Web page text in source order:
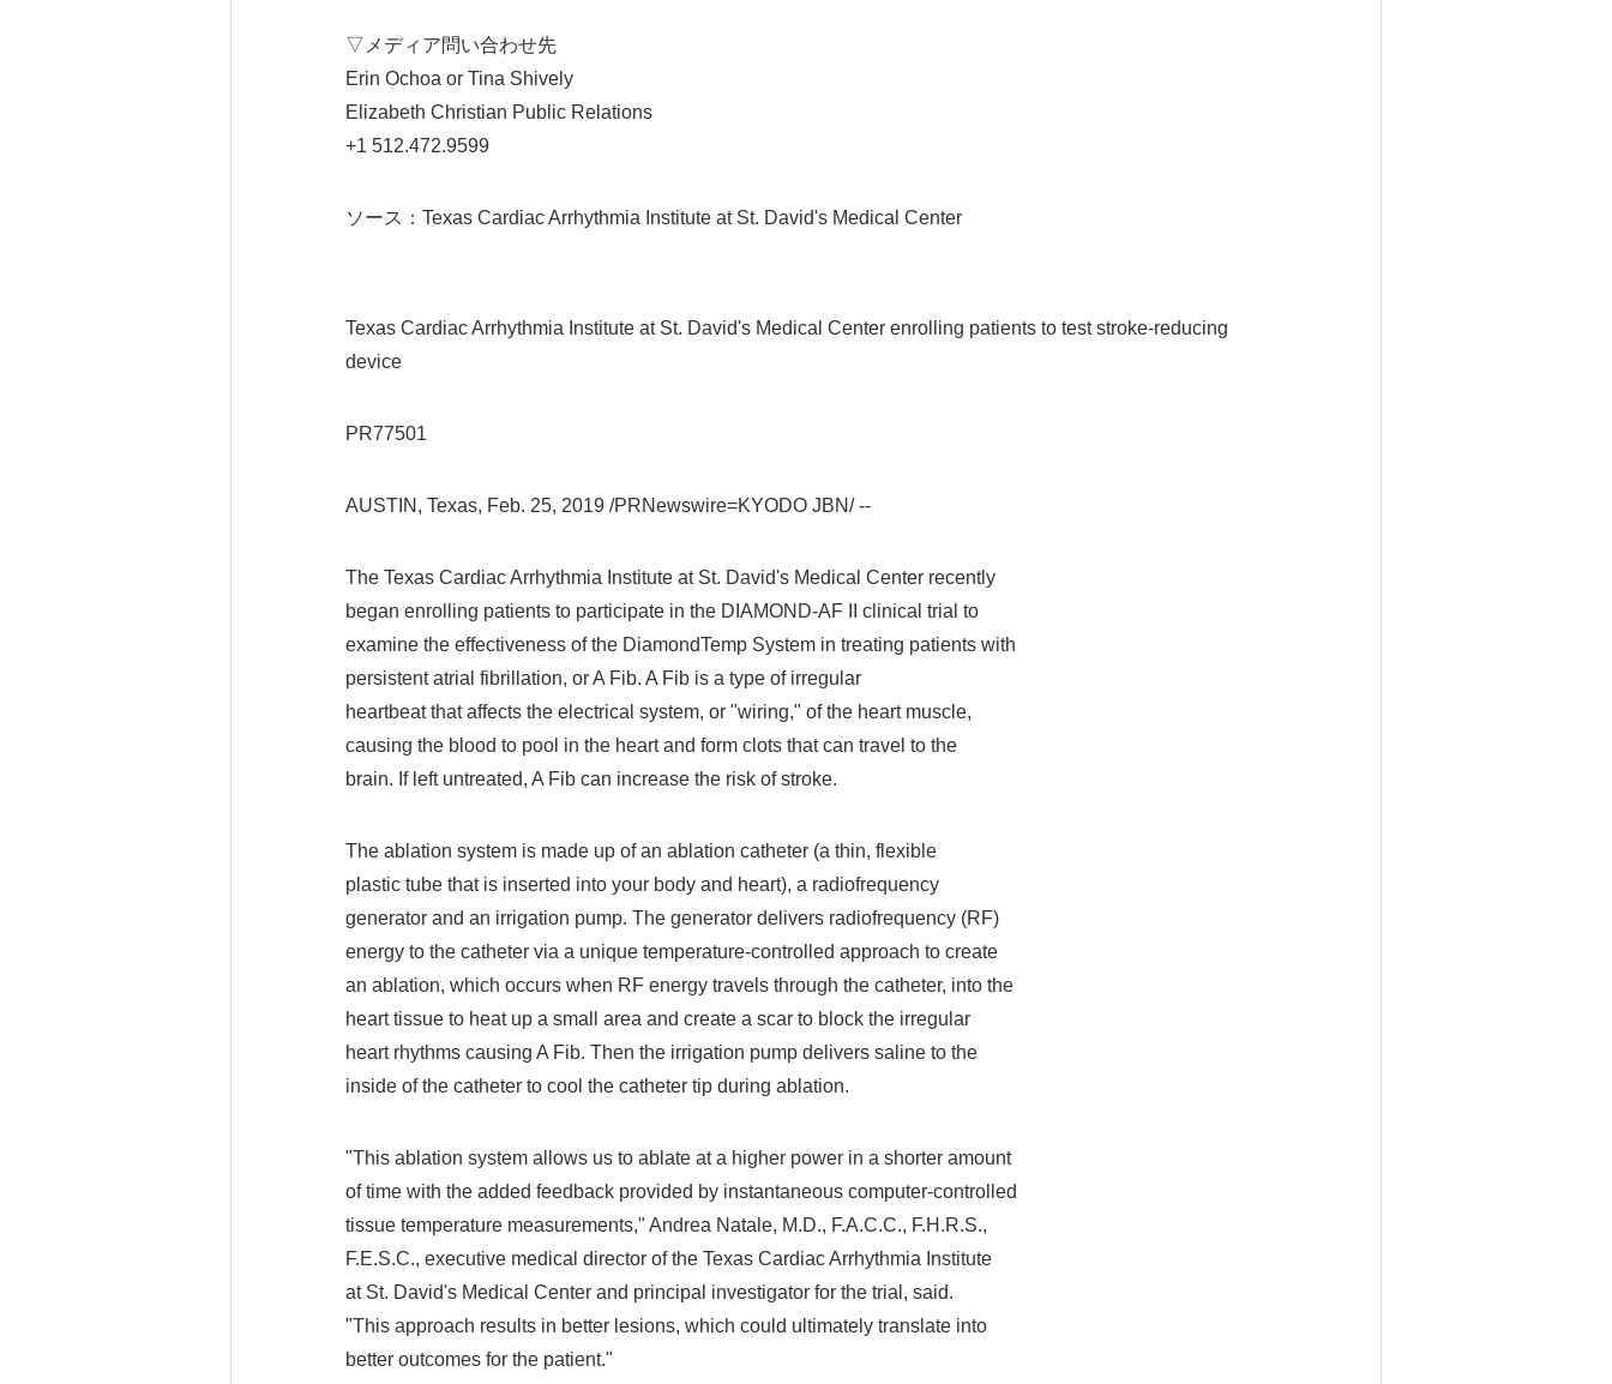
▽メディア問い合わせ先
Erin Ochoa or Tina Shively
Elizabeth Christian Public Relations
+1 512.472.9599
ソース：Texas Cardiac Arrhythmia Institute at St. David's Medical Center
Texas Cardiac Arrhythmia Institute at St. David's Medical Center enrolling patients to test stroke-reducing
device
PR77501
AUSTIN, Texas, Feb. 25, 2019 /PRNewswire=KYODO JBN/ --
The Texas Cardiac Arrhythmia Institute at St. David's Medical Center recently
began enrolling patients to participate in the DIAMOND-AF II clinical trial to
examine the effectiveness of the DiamondTemp System in treating patients with
persistent atrial fibrillation, or A Fib. A Fib is a type of irregular
heartbeat that affects the electrical system, or "wiring," of the heart muscle,
causing the blood to pool in the heart and form clots that can travel to the
brain. If left untreated, A Fib can increase the risk of stroke.
The ablation system is made up of an ablation catheter (a thin, flexible
plastic tube that is inserted into your body and heart), a radiofrequency
generator and an irrigation pump. The generator delivers radiofrequency (RF)
energy to the catheter via a unique temperature-controlled approach to create
an ablation, which occurs when RF energy travels through the catheter, into the
heart tissue to heat up a small area and create a scar to block the irregular
heart rhythms causing A Fib. Then the irrigation pump delivers saline to the
inside of the catheter to cool the catheter tip during ablation.
"This ablation system allows us to ablate at a higher power in a shorter amount
of time with the added feedback provided by instantaneous computer-controlled
tissue temperature measurements," Andrea Natale, M.D., F.A.C.C., F.H.R.S.,
F.E.S.C., executive medical director of the Texas Cardiac Arrhythmia Institute
at St. David's Medical Center and principal investigator for the trial, said.
"This approach results in better lesions, which could ultimately translate into
better outcomes for the patient."
English